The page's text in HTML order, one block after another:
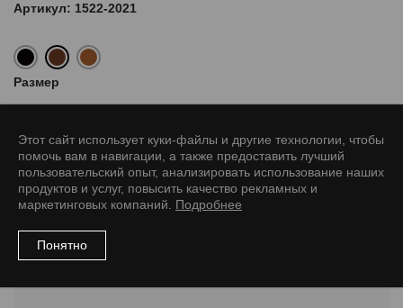
Артикул: 1522-2021
Размер
22/20 M
22/20 L 24/22 L 24/22 XL
Этот сайт использует куки-файлы и другие технологии, чтобы
помочь вам в навигации, а также предоставить лучший
пользовательский опыт, анализировать использование наших
продуктов и услуг, повысить качество рекламных и
маркетинговых компаний. Подробнее
Понятно